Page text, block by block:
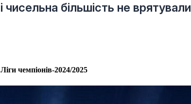
чисельна більшість не врятували
чемпіонів-2024/2025